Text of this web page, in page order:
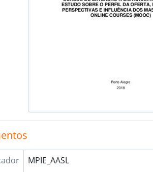
MPIE_AASL